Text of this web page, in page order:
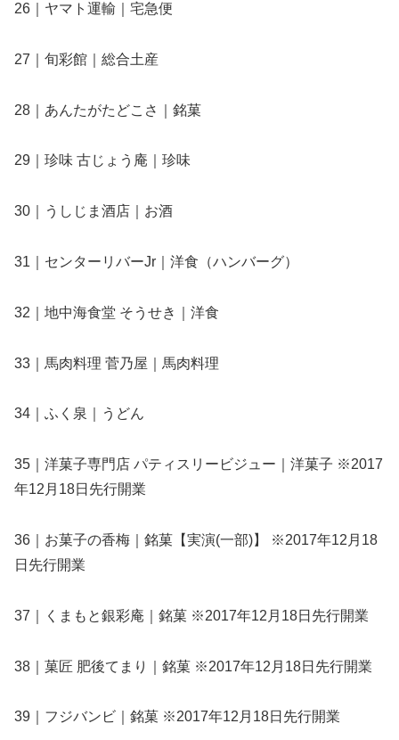
26｜ヤマト運輸｜宅急便
27｜旬彩館｜総合土産
28｜あんたがたどこさ｜銘菓
29｜珍味 古じょう庵｜珍味
30｜うしじま酒店｜お酒
31｜センターリバーJr｜洋食（ハンバーグ）
32｜地中海食堂 そうせき｜洋食
33｜馬肉料理 菅乃屋｜馬肉料理
34｜ふく泉｜うどん
35｜洋菓子専門店 パティスリービジュー｜洋菓子 ※2017
年12月18日先行開業
36｜お菓子の香梅｜銘菓【実演(一部)】 ※2017年12月18
日先行開業
37｜くまもと銀彩庵｜銘菓 ※2017年12月18日先行開業
38｜菓匠 肥後てまり｜銘菓 ※2017年12月18日先行開業
39｜フジバンビ｜銘菓 ※2017年12月18日先行開業